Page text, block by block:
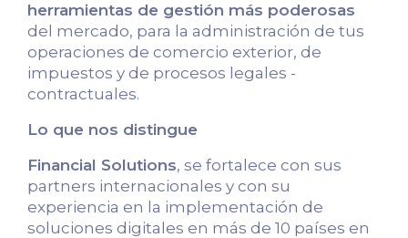
herramientas de gestión más poderosas
del mercado, para la administración de tus
operaciones de comercio exterior, de
impuestos y de procesos legales -
contractuales.
Lo que nos distingue
Financial Solutions, se fortalece con sus
partners internacionales y con su
experiencia en la implementación de
soluciones digitales en más de 10 países en